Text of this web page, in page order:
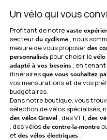
Un vélo qui vous
Profitant de notrevaste
secteurdu cyclisme , nous
mesure de vous proposerdes
personnaliséspour choisir levélo
adapté à vos besoins , en
itinérairesque vous souhaitez
vos mensurations et de vos
budgétaires.
Dans notre boutique, vous
sélection de vélos spécialisés,
des vélosGravel , des VTT, des
, des vélosde contre-la-montre
et des vélos électriques .